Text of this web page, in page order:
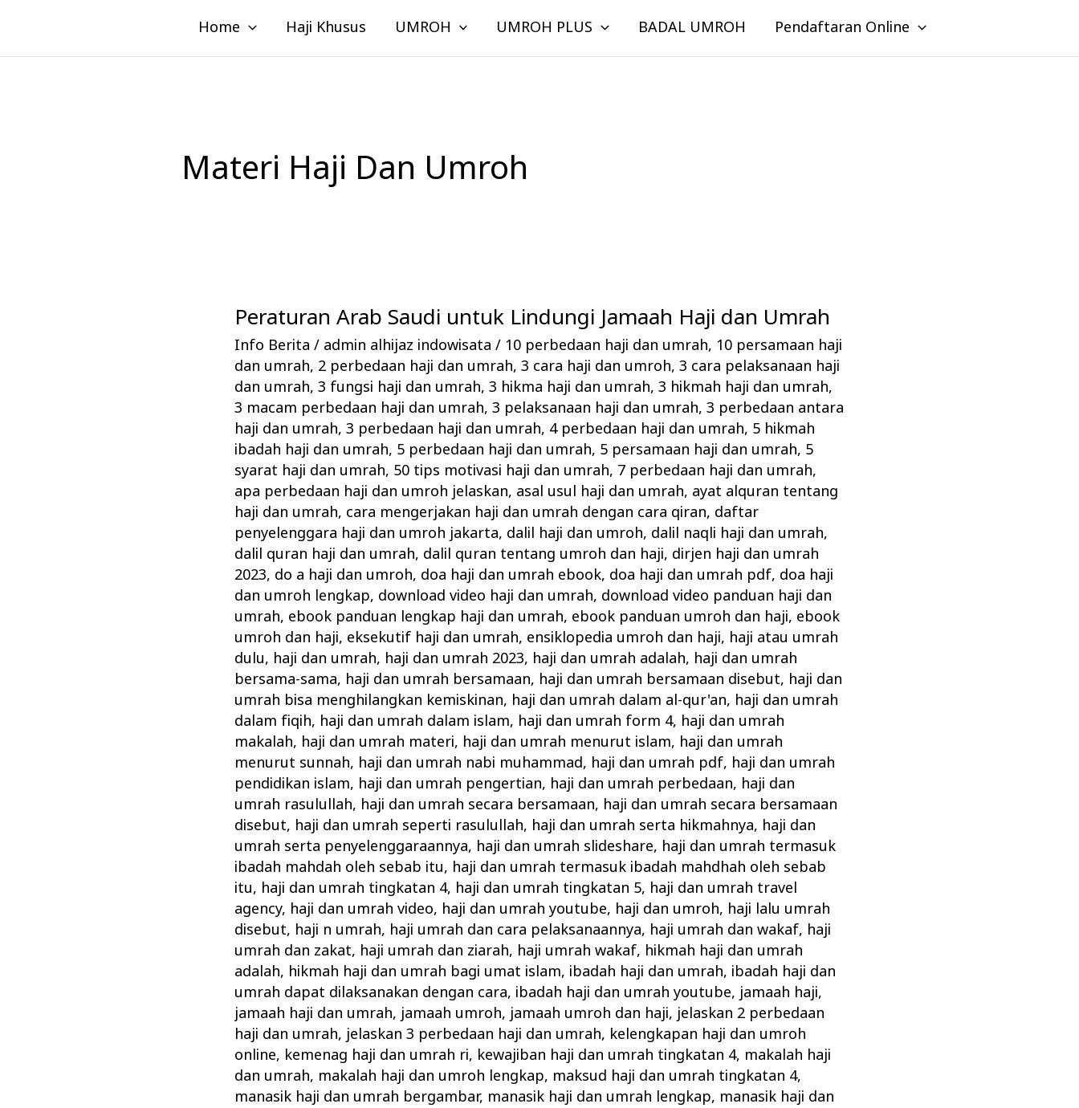
konten
Home Haji Khusus UMROH UMROH PLUS BADAL UMROH Pendaftaran Online
Materi Haji Dan Umroh
Peraturan Arab Saudi untuk Lindungi Jamaah Haji dan Umrah
Info Berita / admin alhijaz indowisata/ 10 perbedaan haji dan umrah, 10 persamaan haji
dan umrah, 2 perbedaan haji dan umrah,3 cara haji dan umroh,3 cara pelaksanaan haji
dan umrah,3 fungsi haji dan umrah,3 hikma haji dan umrah,3 hikmah haji dan umrah,
3 macam perbedaan haji dan umrah,3 pelaksanaan haji dan umrah,3 perbedaan antara
haji dan umrah,3 perbedaan haji dan umrah, 4 perbedaan haji dan umrah, 5 hikmah
ibadah haji dan umrah, 5 perbedaan haji dan umrah, 5 persamaan haji dan umrah, 5
syarat haji dan umrah, 50 tips motivasi haji dan umrah, 7 perbedaan haji dan umrah,
apa perbedaan haji dan umroh jelaskan, asal usul haji dan umrah, ayat alquran tentang
haji dan umrah, cara mengerjakan haji dan umrah dengan cara qiran, daftar
penyelenggara haji dan umroh jakarta, dalil haji dan umroh, dalil naqli haji dan umrah,
dalil quran haji dan umrah, dalil quran tentang umroh dan haji, dirjen haji dan umrah
2023, do a haji dan umroh, doa haji dan umrah ebook, doa haji dan umrah pdf, doa haji
dan umroh lengkap, download video haji dan umrah, download video panduan haji dan
umrah, ebook panduan lengkap haji dan umrah, ebook panduan umroh dan haji, ebook
umroh dan haji, eksekutif haji dan umrah, ensiklopedia umroh dan haji, haji atau umrah
dulu, haji dan umrah, haji dan umrah 2023, haji dan umrah adalah, haji dan umrah
bersama-sama, haji dan umrah bersamaan, haji dan umrah bersamaan disebut, haji dan
umrah bisa menghilangkan kemiskinan, haji dan umrah dalam al-qur'an, haji dan umrah
dalam fiqih, haji dan umrah dalam islam, haji dan umrah form 4, haji dan umrah
makalah, haji dan umrah materi, haji dan umrah menurut islam, haji dan umrah
menurut sunnah, haji dan umrah nabi muhammad, haji dan umrah pdf, haji dan umrah
pendidikan islam, haji dan umrah pengertian, haji dan umrah perbedaan, haji dan
umrah rasulullah, haji dan umrah secara bersamaan, haji dan umrah secara bersamaan
disebut, haji dan umrah seperti rasulullah, haji dan umrah serta hikmahnya, haji dan
umrah serta penyelenggaraannya, haji dan umrah slideshare, haji dan umrah termasuk
ibadah mahdah oleh sebab itu, haji dan umrah termasuk ibadah mahdhah oleh sebab
itu, haji dan umrah tingkatan 4, haji dan umrah tingkatan 5, haji dan umrah travel
agency, haji dan umrah video, haji dan umrah youtube, haji dan umroh, haji lalu umrah
disebut, haji n umrah, haji umrah dan cara pelaksanaannya, haji umrah dan wakaf, haji
umrah dan zakat, haji umrah dan ziarah, haji umrah wakaf, hikmah haji dan umrah
adalah, hikmah haji dan umrah bagi umat islam, ibadah haji dan umrah, ibadah haji dan
umrah dapat dilaksanakan dengan cara, ibadah haji dan umrah youtube, jamaah haji,
jamaah haji dan umrah, jamaah umroh, jamaah umroh dan haji, jelaskan 2 perbedaan
haji dan umrah, jelaskan 3 perbedaan haji dan umrah, kelengkapan haji dan umroh
online, kemenag haji dan umrah ri, kewajiban haji dan umrah tingkatan 4, makalah haji
dan umrah, makalah haji dan umroh lengkap, maksud haji dan umrah tingkatan 4,
manasik haji dan umrah bergambar, manasik haji dan umrah lengkap, manasik haji dan
Peraturan
Arab
Saudi
untuk
Lindungi
Jamaah
Haji
dan
Umrah